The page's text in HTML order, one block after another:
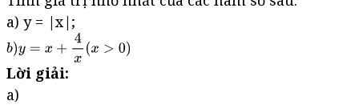
a) y = |x|;
Lời giải:
a)